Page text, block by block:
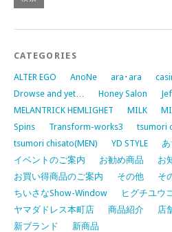
CATEGORIES
ALTER EGO AnoNe ara･ara
Drowse and yet…
Honey Salon
MELANTRICK HEMLIGHET
MILK
Spins
Transform-works3
tsumori
tsumori chisato(MEN)
YD STYLE
イベントのご案内
お勧め商品
お
お買い得商品のご案内
その他
そ
ちいさなShow-Window
ヒグチユウ
ヤマダドレス本町店
商品紹介
店
新ブランド
新商品